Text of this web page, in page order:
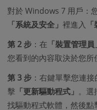
對於 Windows 7 用戶：
「系統及安全」 裡進入
第 2 步 ：在 「裝置管理員
您看到的內容取決於您所
第 3 步 ：右鍵單擊您連
擊 「更新驅動程式」 。選
找驅動程式軟體，然後點